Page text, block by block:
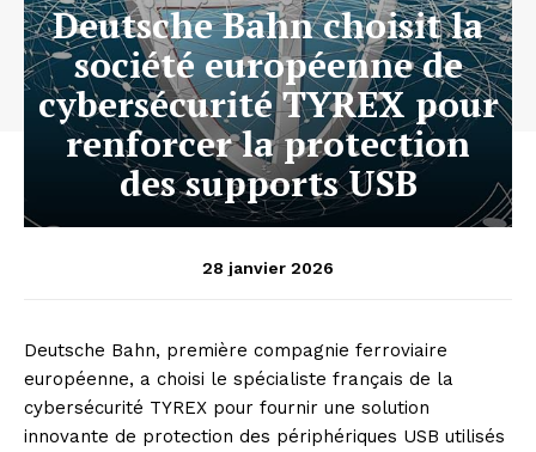
Deutsche Bahn choisit la
société européenne de
cybersécurité TYREX pour
renforcer la protection
des supports USB
28 janvier 2026
Deutsche Bahn, première compagnie ferroviaire
européenne, a choisi le spécialiste français de la
cybersécurité TYREX pour fournir une solution
innovante de protection des périphériques USB utilisés